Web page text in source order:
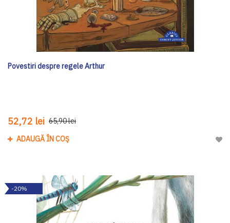
Povestiri despre regele Arthur
52,72 lei 65,90 lei
ADAUGĂ ÎN COȘ
-20%